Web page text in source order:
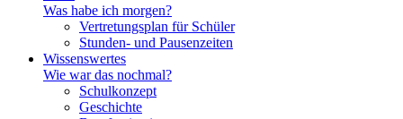
Was habe ich morgen?
Vertretungsplan für Schüler
Stunden- und Pausenzeiten
Wissenswertes
Wie war das nochmal?
Schulkonzept
Geschichte